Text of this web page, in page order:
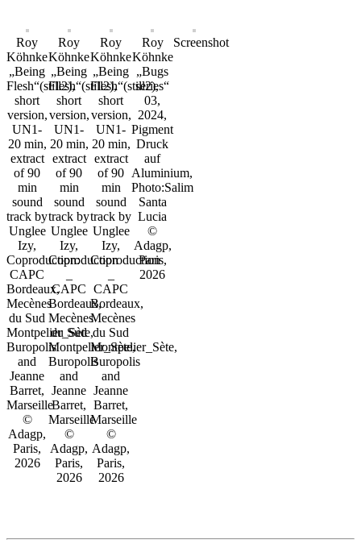
Roy
Köhnke
„Being
Flesh“(still2),
short
version,
UN1-
20 min,
extract
of 90
min
sound
track by
Unglee
Izy,
Coproduction:
CAPC
Bordeaux,
Mecènes
du Sud
Montpelier_Sète,
Buropolis
and
Jeanne
Barret,
Marseille
©
Adagp,
Paris,
2026
Roy
Köhnke
„Being
Flesh“(still2),
short
version,
UN1-
20 min,
extract
of 90
min
sound
track by
Unglee
Izy,
Coproduction
CAPC
Bordeaux,
Mecènes
du Sud
Montpelier_Sète,
Buropolis
and
Jeanne
Barret,
Marseille
©
Adagp,
Paris,
2026
Roy
Köhnke
„Being
Flesh“(still2),
short
version,
UN1-
20 min,
extract
of 90
min
sound
track by
Unglee
Izy,
Coproduction
CAPC
Bordeaux,
Mecènes
du Sud
Montpelier_Sète,
Buropolis
and
Jeanne
Barret,
Marseille
©
Adagp,
Paris,
2026
Roy
Köhnke
„Bugs
series“
03,
2024,
Pigment
Druck
auf
Aluminium,
Photo:Salim
Santa
Lucia
©
Adagp,
Paris,
2026
Screenshot